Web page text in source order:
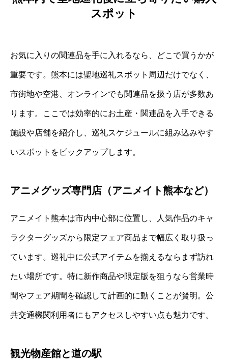
スポット
お気に入りの関連品を手に入れるなら、どこで買うかが
重要です。熊本には聖地巡礼スポット周辺だけでなく、
市街地や空港、オンラインでも関連品を扱う店が多数あ
ります。ここでは効率的にお土産・関連品を入手できる
施設や店舗を紹介し、巡礼スケジュールに組み込みやす
いスポットをピックアップします。
アニメグッズ専門店（アニメイト熊本など）
アニメイト熊本は市内中心部に位置し、人気作品のキャ
ラクターグッズから限定フェア商品まで幅広く取り扱っ
ています。巡礼中に公式アイテムを揃えるならまず訪れ
たい場所です。特に新作商品や限定版を狙うなら営業時
間やフェア期間を確認して計画的に動くことが賢明。公
共交通機関利用者にもアクセスしやすい点も魅力です。
観光物産館と道の駅